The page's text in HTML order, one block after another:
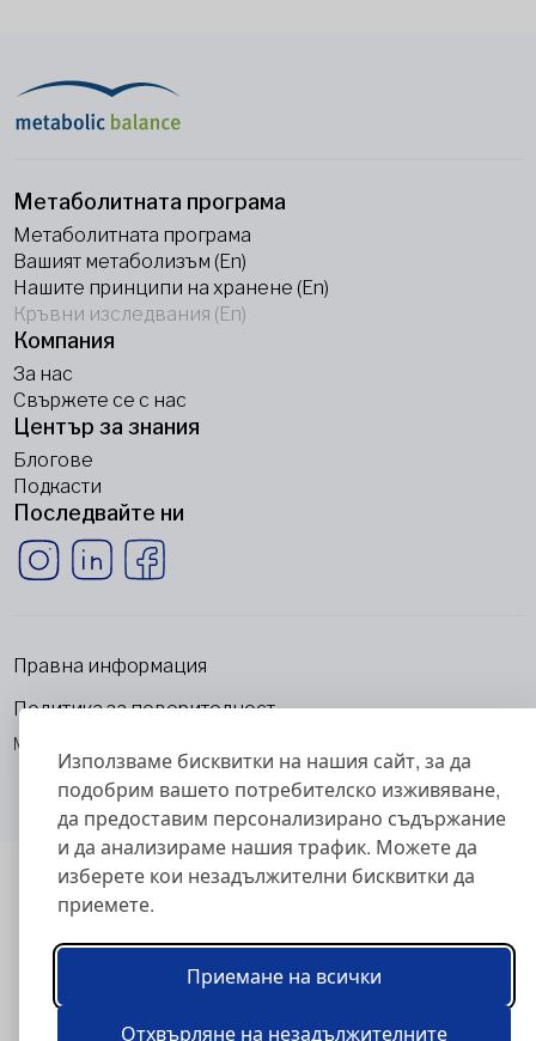
Използваме бисквитки на нашия сайт, за да
подобрим вашето потребителско изживяване,
да предоставим персонализирано съдържание
и да анализираме нашия трафик. Можете да
изберете кои незадължителни бисквитки да
приемете.
Приемане на всички
Отхвърляне на незадължителните
Метаболитната програма
Метаболитната програма
Вашият метаболизъм (En)
Нашите принципи на хранене (En)
Кръвни изследвания (En)
Компания
За нас
Свържете се с нас
Център за знания
Блогове
Подкасти
Последвайте ни
Metabolic Balance Global AG © 2026. Всички права запазени.
Правна информация
Политика за поверителност